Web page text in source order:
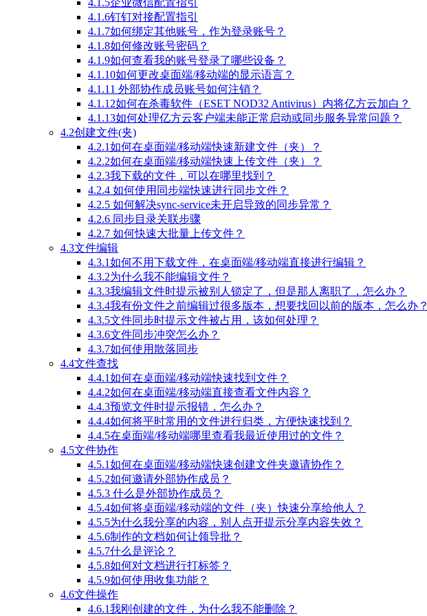
4.1.6钉钉对接配置指引
4.1.7如何绑定其他账号，作为登录账号？
4.1.8如何修改账号密码？
4.1.9如何查看我的账号登录了哪些设备？
4.1.10如何更改桌面端/移动端的显示语言？
4.1.11 外部协作成员账号如何注销？
4.1.12如何在杀毒软件（ESET NOD32 Antivirus）内将亿方云加白？
4.1.13如何处理亿方云客户端未能正常启动或同步服务异常问题？
4.2创建文件(夹)
4.2.1如何在桌面端/移动端快速新建文件（夹）？
4.2.2如何在桌面端/移动端快速上传文件（夹）？
4.2.3我下载的文件，可以在哪里找到？
4.2.4 如何使用同步端快速进行同步文件？
4.2.5 如何解决sync-service未开启导致的同步异常？
4.2.6 同步目录关联步骤
4.2.7 如何快速大批量上传文件？
4.3文件编辑
4.3.1如何不用下载文件，在桌面端/移动端直接进行编辑？
4.3.2为什么我不能编辑文件？
4.3.3我编辑文件时提示被别人锁定了，但是那人离职了，怎么办？
4.3.4我有份文件之前编辑过很多版本，想要找回以前的版本，怎么办？
4.3.5文件同步时提示文件被占用，该如何处理？
4.3.6文件同步冲突怎么办？
4.3.7如何使用散落同步
4.4文件查找
4.4.1如何在桌面端/移动端快速找到文件？
4.4.2如何在桌面端/移动端直接查看文件内容？
4.4.3预览文件时提示报错，怎么办？
4.4.4如何将平时常用的文件进行归类，方便快速找到？
4.4.5在桌面端/移动端哪里查看我最近使用过的文件？
4.5文件协作
4.5.1如何在桌面端/移动端快速创建文件夹邀请协作？
4.5.2如何邀请外部协作成员？
4.5.3 什么是外部协作成员？
4.5.4如何将桌面端/移动端的文件（夹）快速分享给他人？
4.5.5为什么我分享的内容，别人点开提示分享内容失效？
4.5.6制作的文档如何让领导批？
4.5.7什么是评论？
4.5.8如何对文档进行打标签？
4.5.9如何使用收集功能？
4.6文件操作
4.6.1我刚创建的文件，为什么我不能删除？